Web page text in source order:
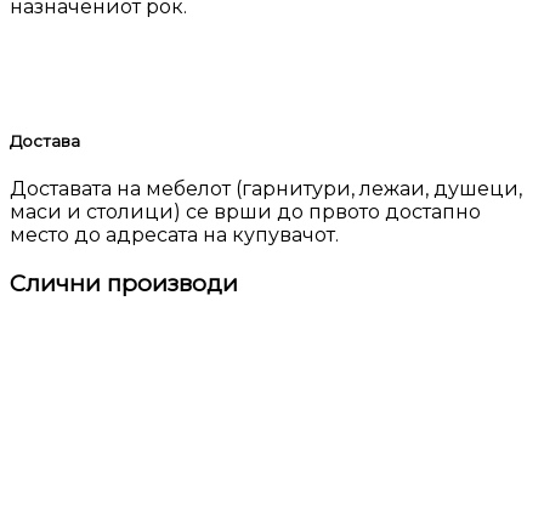
назначениот рок.
Достава
Доставата на мебелот (гарнитури, лежаи, душеци,
маси и столици) се врши до првото достапно
место до адресата на купувачот.
Слични производи